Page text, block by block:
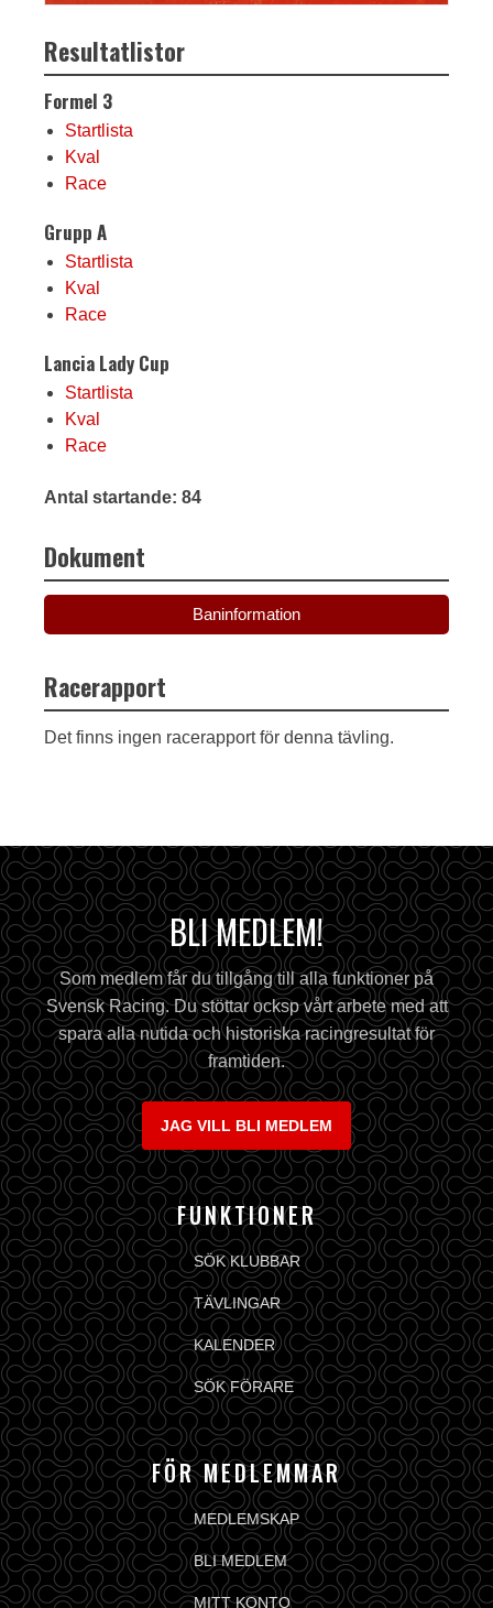
Resultatlistor
Formel 3
Startlista
Kval
Race
Grupp A
Startlista
Kval
Race
Lancia Lady Cup
Startlista
Kval
Race
Antal startande: 84
Dokument
Baninformation
Racerapport
Det finns ingen racerapport för denna tävling.
BLI MEDLEM!
Som medlem får du tillgång till alla funktioner på
Svensk Racing. Du stöttar ocksp vårt arbete med att
spara alla nutida och historiska racingresultat för
framtiden.
JAG VILL BLI MEDLEM
FUNKTIONER
SÖK KLUBBAR
TÄVLINGAR
KALENDER
SÖK FÖRARE
FÖR MEDLEMMAR
MEDLEMSKAP
BLI MEDLEM
MITT KONTO